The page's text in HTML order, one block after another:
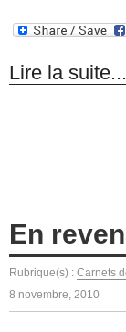
Lire la suite...
En
Rubrique(s) : Carnets
8 novembre, 2010